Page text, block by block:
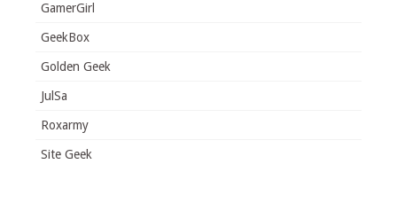
GamerGirl
GeekBox
Golden Geek
JulSa
Roxarmy
Site Geek